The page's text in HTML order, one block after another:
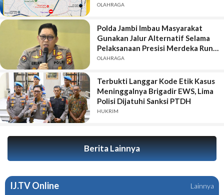
OLAHRAGA
Polda Jambi Imbau Masyarakat
Gunakan Jalur Alternatif Selama
Pelaksanaan Presisi Merdeka Run
2026
OLAHRAGA
Terbukti Langgar Kode Etik Kasus
Meninggalnya Brigadir EWS, Lima
Polisi Dijatuhi Sanksi PTDH
HUKRIM
Berita Lainnya
IJ.TV Online Lainnya